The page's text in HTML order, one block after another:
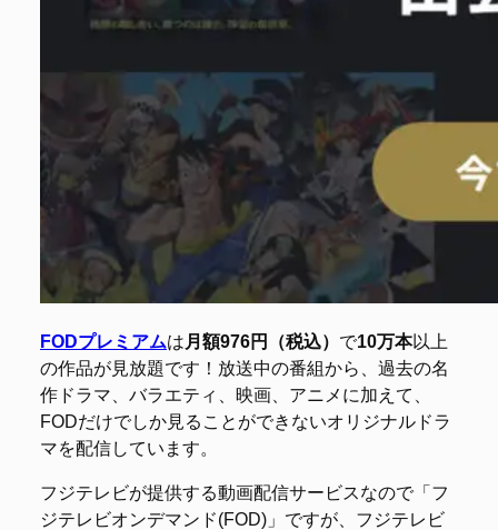
FODプレミアムは 月額976円（税込） で10万本以上
の作品が見放題です！放送中の番組から、過去の名
作ドラマ、バラエティ、映画、アニメに加えて、
FODだけでしか見ることができないオリジナルドラ
マを配信しています。
フジテレビが提供する動画配信サービスなので「フ
ジテレビオンデマンド(FOD)」ですが、フジテレビ